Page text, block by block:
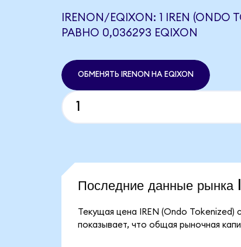
IRENON/EQIXON: 1 IREN (ONDO
РАВНО 0,036293 EQIXON
ОБМЕНЯТЬ IRENON НА EQIXON
Последние данные
Текущая цена IREN (Ondo Tokenized)
показывает, что общая рыночная